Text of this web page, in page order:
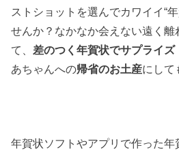
ストショットを選んでカワイイ“
せんか？なかなか会えない遠く離
て、 差のつく年賀状でサプライズ
あちゃんへの帰省のお土産にして
年賀状ソフトやアプリで作った